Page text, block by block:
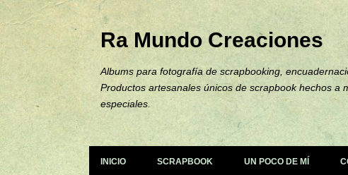
Ra Mundo Creaciones
Albums para fotografía de scrapbooking,
Productos artesanales únicos de scrapbook hechos
especiales.
INICIO SCRAPBOOK UN POCO DE MÍ